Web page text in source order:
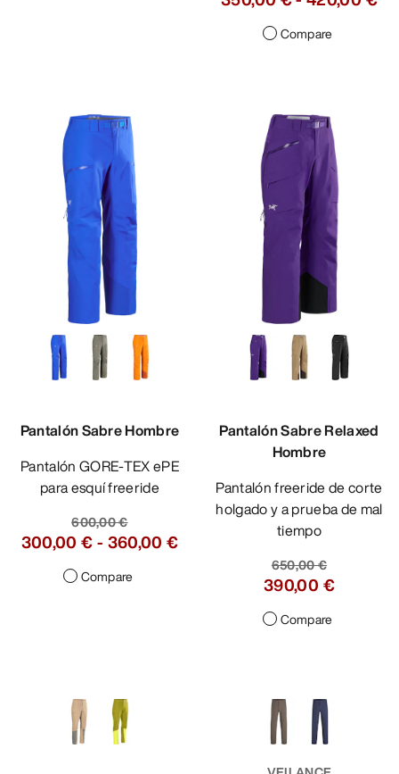
Compare
Pantalón Sabre Hombre
Pantalón GORE-TEX ePE
para esquí freeride
600,00 €
300,00 €- 360,00 €
Compare
Pantalón Sabre Relaxed
Hombre
Pantalón freeride de corte
holgado y a prueba de mal
tiempo
650,00 €
390,00 €
Compare